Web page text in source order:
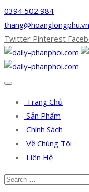
0394 502 984
thang@hoanglongphu.vn
Twitter Pinterest
Trang Chủ
Sản Phẩm
Chính Sách
Về Chúng Tôi
Liên Hệ